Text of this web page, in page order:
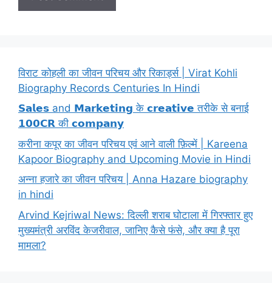
विराट कोहली का जीवन परिचय और रिकार्ड्स | Virat Kohli
Biography Records Centuries In Hindi
𝗦𝗮𝗹𝗲𝘀 and 𝗠𝗮𝗿𝗸𝗲𝘁𝗶𝗻𝗴 के 𝗰𝗿𝗲𝗮𝘁𝗶𝘃𝗲 तरीके से बनाई
𝟭𝟬𝟬𝗖𝗥 की 𝗰𝗼𝗺𝗽𝗮𝗻𝘆
करीना कपूर का जीवन परिचय एवं आने वाली फ़िल्में | Kareena
Kapoor Biography and Upcoming Movie in Hindi
अन्ना हजारे का जीवन परिचय | Anna Hazare biography
in hindi
Arvind Kejriwal News: दिल्ली शराब घोटाला में गिरफ्तार हुए
मुख्यमंत्री अरविंद केजरीवाल, जानिए कैसे फंसे, और क्या है पूरा
मामला?